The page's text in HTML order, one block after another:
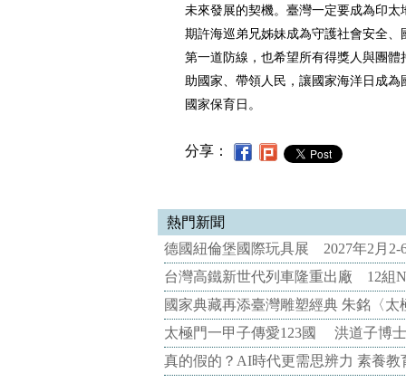
未來發展的契機。臺灣一定要成為印
期許海巡弟兄姊妹成為守護社會安全
第一道防線，也希望所有得獎人與團
助國家、帶領人民，讓國家海洋日成
國家保育日。
分享：
熱門新聞
德國紐倫堡國際玩具展 2027年2月2-
台灣高鐵新世代列車隆重出廠 12組
國家典藏再添臺灣雕塑經典 朱銘〈
太極門一甲子傳愛123國 洪道子博
真的假的？AI時代更需思辨力 素養